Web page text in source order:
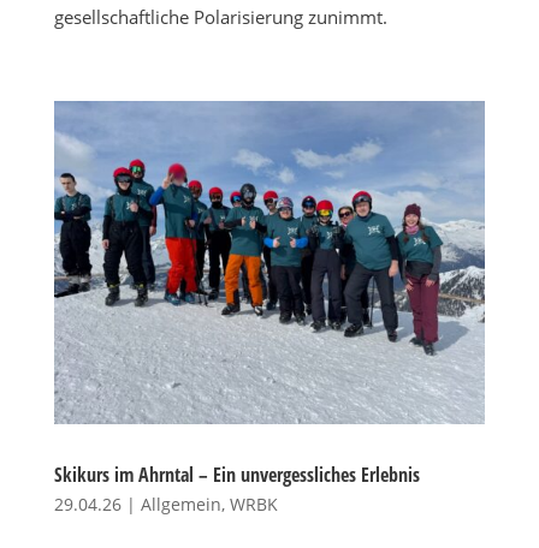
gesellschaftliche Polarisierung zunimmt.
Skikurs im Ahrntal – Ein unvergessliches Erlebnis
29.04.26| Allgemein, WRBK